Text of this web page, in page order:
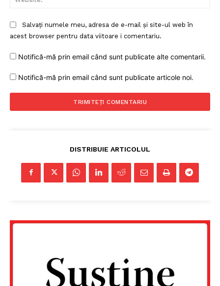
Salvați numele meu, adresa de e-mail și site-ul web în
acest browser pentru data viitoare i comentariu.
Notifică-mă prin email când sunt publicate alte comentarii.
Notifică-mă prin email când sunt publicate articole noi.
DISTRIBUIE ARTICOLUL